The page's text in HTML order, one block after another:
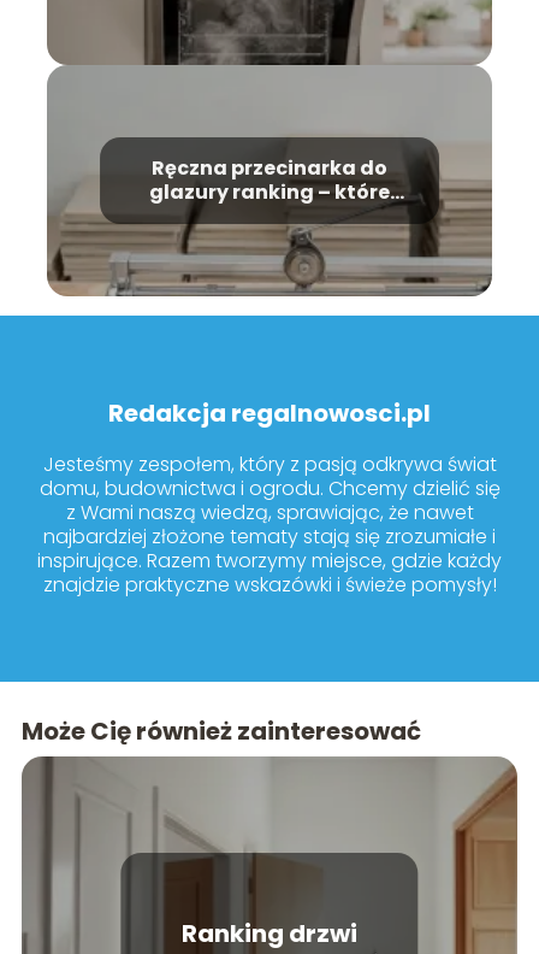
Ręczna przecinarka do
glazury ranking – które
modele warto kupić?
Redakcja regalnowosci.pl
Jesteśmy zespołem, który z pasją odkrywa świat
domu, budownictwa i ogrodu. Chcemy dzielić się
z Wami naszą wiedzą, sprawiając, że nawet
najbardziej złożone tematy stają się zrozumiałe i
inspirujące. Razem tworzymy miejsce, gdzie każdy
znajdzie praktyczne wskazówki i świeże pomysły!
Może Cię również zainteresować
Ranking drzwi